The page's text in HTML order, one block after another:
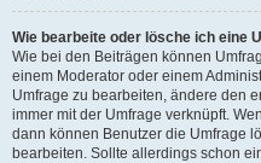
Wie bearbeite oder lösche ich eine
Wie bei den Beiträgen können
einem Moderator oder einem
Umfrage zu bearbeiten, ändere den
immer mit der Umfrage verknüpft.
dann können Benutzer die Umfrage
bearbeiten. Sollte allerdings schon